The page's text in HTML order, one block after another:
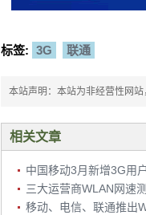
标签: 3G 联通
本站声明：本站为非经营性网
相关文章
中国移动3月新增3G用
三大运营商WLAN网速